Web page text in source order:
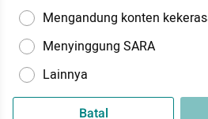
Mengandung konten
Menyinggung SARA
Lainnya
Batal